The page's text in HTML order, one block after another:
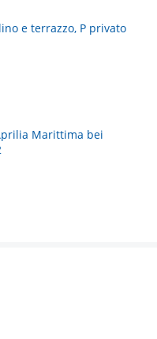
e terrazzo, P privato
Marittima bei